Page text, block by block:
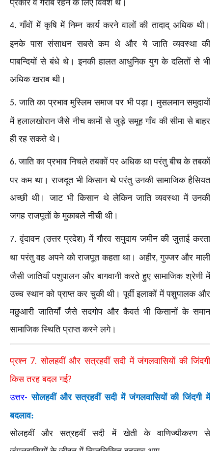
प्रकार वे गरीब रहने के लिए विवश थे।
4.गाँवों में कृषि में निम्न कार्य करने वालों की तादाद् अधिक थी।
इनके पास संसाधन सबसे कम थे और ये जाति व्यवस्था की
पाबन्दियों से बंधे थे। इनकी हालत आधुनिक युग के दलितों से भी
अधिक खराब थी।
5.जाति का प्रभाव मुस्लिम समाज पर भी पड़ा। मुसलमान समुदायों
में हलालखोरान जैसे नीच कामों से जुड़े समूह गाँव की सीमा से बाहर
ही रह सकते थे।
6.जाति का प्रभाव निचले तबकों पर अधिक था परंतु बीच के तबकों
पर कम था। राजदूत भी किसान थे परंतु उनकी सामाजिक हैसियत
अच्छी थी। जाट भी किसान थे लेकिन जाति व्यवस्था में उनकी
जगह राजपूतों के मुकाबले नीची थी।
7.वृंदावन (उत्तर प्रदेश) में गौरव समुदाय जमीन की जुताई करता
था परंतु वह अपने को राजपूत कहता था। अहीर,गुज्जर और माली
जैसी जातियाँ पशुपालन और बागवानी करते हुए सामाजिक श्रेणी में
उच्च स्थान को प्राप्त कर चुकी थी। पूर्वी इलाकों में पशुपालक और
मछुआरी जातियाँ जैसे सदगोप और कैवर्त भी किसानों के समान
सामाजिक स्थिति प्राप्त करने लगे।
प्रश्न 7.सोलहवीं और सत्रहवीं सदी में जंगलवासियों की जिंदगी
किस तरह बदल गई?
उत्तर- सोलहवीं और सत्रहवीं सदी में जंगलवासियों की जिंदगी में
बदलाव:
सोलहवीं और सत्रहवीं सदी में खेती के वाणिज्यीकरण से